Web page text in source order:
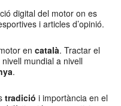
digital del motor on es
i articles d’opinió.
en català. Tractar el
mundial a nivell
.
tradició i importància en el